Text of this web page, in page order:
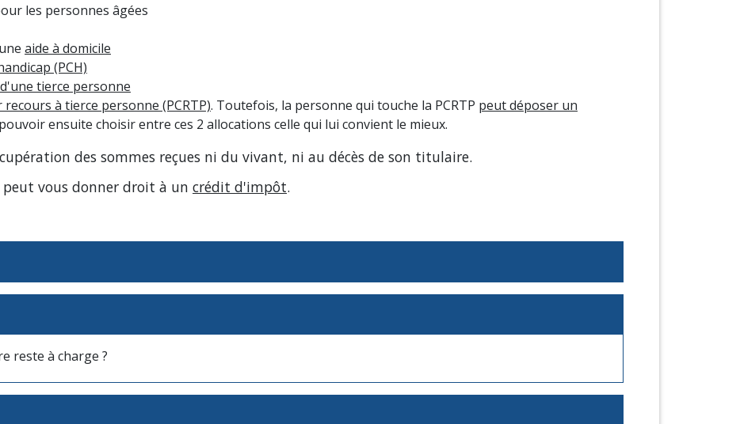
les personnes âgées
aide à domicile
(PCH)
tierce personne
à tierce personne (PCRTP). Toutefois, la personne qui touche la PCRTP peut déposer un
ensuite choisir entre ces 2 allocations celle qui lui convient le mieux.
des sommes reçues ni du vivant, ni au décès de son titulaire.
peut vous donner droit à un crédit d'impôt.
reste à charge ?